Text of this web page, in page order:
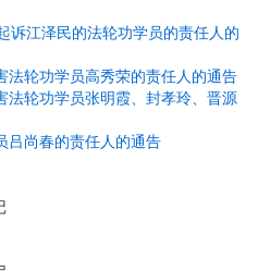
诉江泽民的法轮功学员的责任人的
法轮功学员高秀荣的责任人的通告
法轮功学员张明霞、封孝玲、晋源
吕尚春的责任人的通告